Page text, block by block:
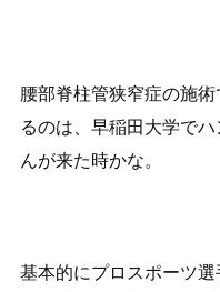
腰部脊柱管狭窄症の施
るのは、早稲田大学で
んが来た時かな。
基本的にプロスポーツ